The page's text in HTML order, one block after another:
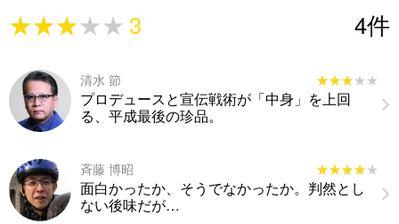
★★★★★
★★★★★ 3 4件
清水 節 ★★★★★
★★★★★
プロデュースと宣伝戦術が「中身」を上回
る、平成最後の珍品。
斉藤 博昭 ★★★★★
★★★★★
面白かったか、そうでなかったか。判然とし
ない後味だが…